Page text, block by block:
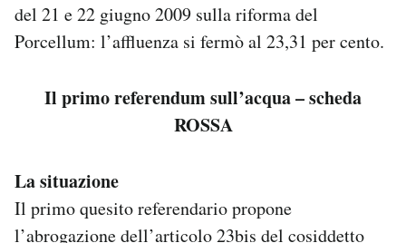
del 21 e 22 giugno 2009 sulla riforma del
Porcellum: l’affluenza si fermò al 23,31 per cento.
Il primo referendum sull’acqua – scheda
ROSSA
La situazione
Il primo quesito referendario propone
l’abrogazione dell’articolo 23bis del cosiddetto